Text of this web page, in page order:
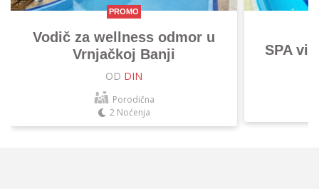
PROMO
Vodič za wellness odmor u
Vrnjačkoj Banji
OD DIN
Porodična
2 Noćenja
SPA